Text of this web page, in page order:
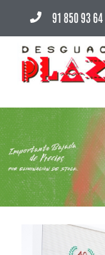
91 850 93 64